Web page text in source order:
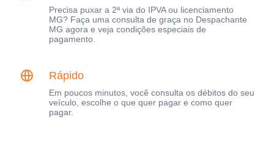
Precisa puxar a 2ª via do IPVA ou licenciamento
MG? Faça uma consulta de graça no Despachante
MG agora e veja condições especiais de
pagamento.
Rápido
Em poucos minutos, você consulta os débitos do seu
veículo, escolhe o que quer pagar e como quer
pagar.